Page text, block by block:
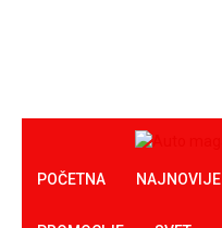
POČETNA NAJNOVIJE